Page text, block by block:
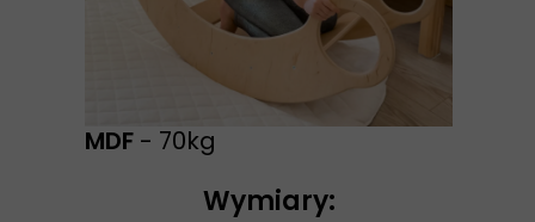
MDF - 70kg
Wymiary: